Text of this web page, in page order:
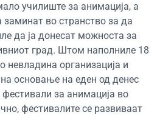
училиште за анимација, а
во странство за да
да ја донесат можноста за
град. Штом наполниле 18
невладина организација и
основање на еден од денес
за анимација во
фестивалите се развиваат